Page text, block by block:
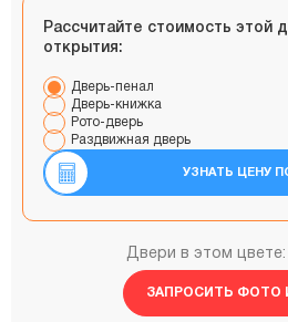
Рассчитайте стоимость этой
открытия:
Дверь-пенал
Дверь-книжка
Рото-дверь
Раздвижная дверь
УЗНАТЬ ЦЕНУ
Двери в этом цвете:
ЗАПРОСИТЬ ФОТО